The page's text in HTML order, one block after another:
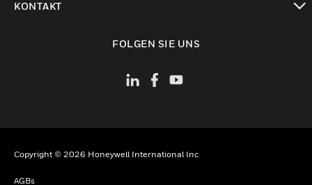
KONTAKT
FOLGEN SIE UNS
Copyright © 2026 Honeywell International Inc
AGBs